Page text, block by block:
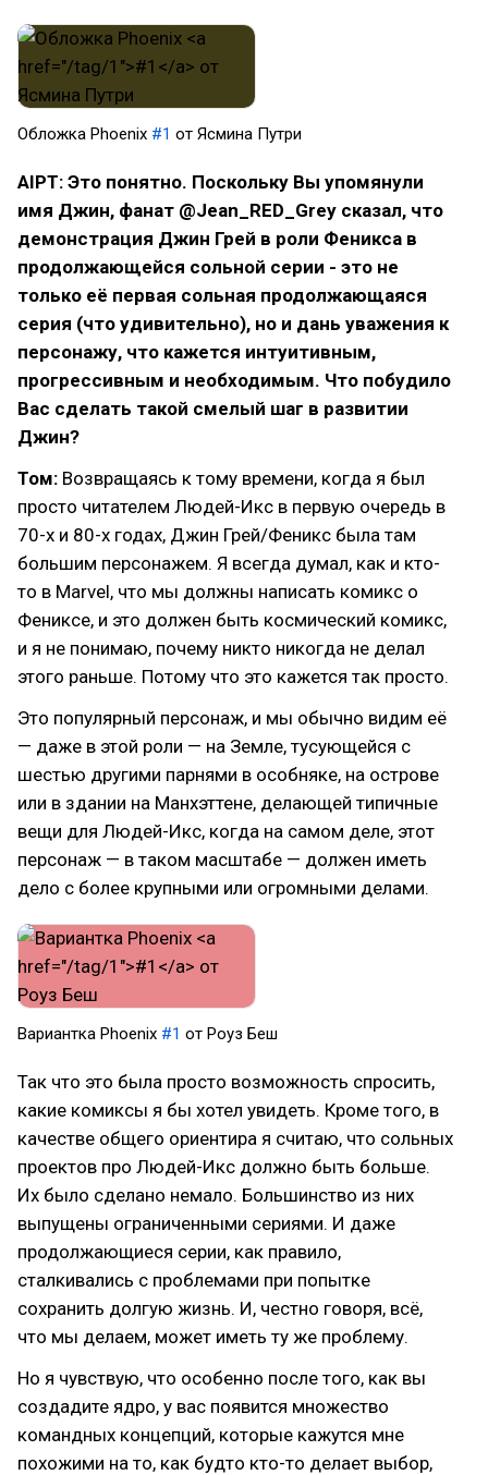
Обложка Phoenix #1 от Ясмина Путри
AIPT: Это понятно. Поскольку Вы упомянули
имя Джин, фанат @Jean_RED_Grey сказал, что
демонстрация Джин Грей в роли Феникса в
продолжающейся сольной серии - это не
только её первая сольная продолжающаяся
серия (что удивительно), но и дань уважения к
персонажу, что кажется интуитивным,
прогрессивным и необходимым. Что побудило
Вас сделать такой смелый шаг в развитии
Джин?
Том: Возвращаясь к тому времени, когда я был
просто читателем Людей-Икс в первую очередь в
70-х и 80-х годах, Джин Грей/Феникс была там
большим персонажем. Я всегда думал, как и кто-
то в Marvel, что мы должны написать комикс о
Фениксе, и это должен быть космический комикс,
и я не понимаю, почему никто никогда не делал
этого раньше. Потому что это кажется так просто.
Это популярный персонаж, и мы обычно видим её
— даже в этой роли — на Земле, тусующейся с
шестью другими парнями в особняке, на острове
или в здании на Манхэттене, делающей типичные
вещи для Людей-Икс, когда на самом деле, этот
персонаж — в таком масштабе — должен иметь
дело с более крупными или огромными делами.
Вариантка Phoenix #1 от Роуз Беш
Так что это была просто возможность спросить,
какие комиксы я бы хотел увидеть. Кроме того, в
качестве общего ориентира я считаю, что сольных
проектов про Людей-Икс должно быть больше.
Их было сделано немало. Большинство из них
выпущены ограниченными сериями. И даже
продолжающиеся серии, как правило,
сталкивались с проблемами при попытке
сохранить долгую жизнь. И, честно говоря, всё,
что мы делаем, может иметь ту же проблему.
Но я чувствую, что особенно после того, как вы
создадите ядро, у вас появится множество
командных концепций, которые кажутся мне
похожими на то, как будто кто-то делает выбор,